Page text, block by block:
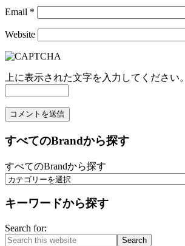
Email *
Website
上に表示された文字を入力してください。
すべてのBrandから探す
すべてのBrandから探す
キーワードから探す
Search for:
Search